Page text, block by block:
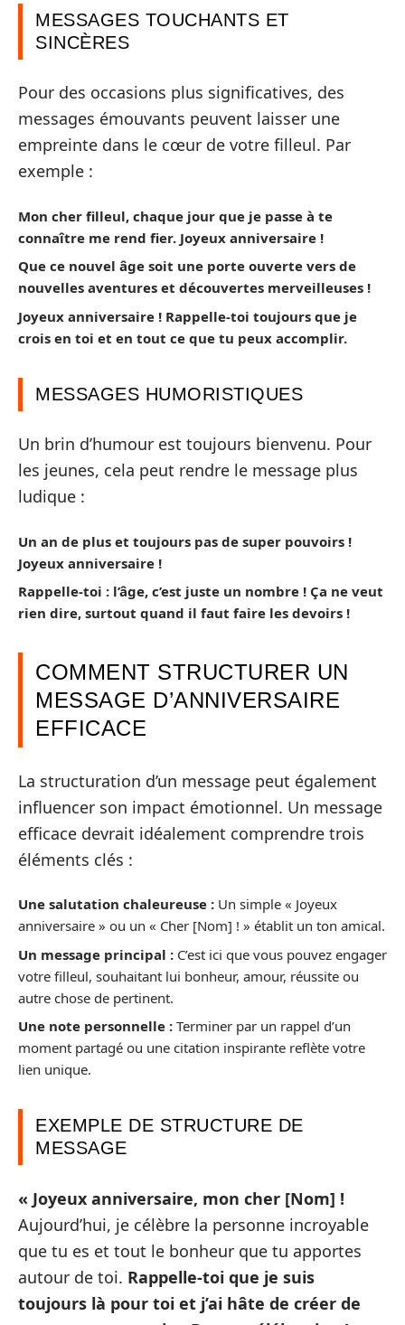
MESSAGES TOUCHANTS ET
SINCÈRES
Pour des occasions plus significatives, des
messages émouvants peuvent laisser une
empreinte dans le cœur de votre filleul. Par
exemple :
Mon cher filleul, chaque jour que je passe à te
connaître me rend fier. Joyeux anniversaire !
Que ce nouvel âge soit une porte ouverte vers de
nouvelles aventures et découvertes merveilleuses !
Joyeux anniversaire ! Rappelle-toi toujours que je
crois en toi et en tout ce que tu peux accomplir.
MESSAGES HUMORISTIQUES
Un brin d’humour est toujours bienvenu. Pour
les jeunes, cela peut rendre le message plus
ludique :
Un an de plus et toujours pas de super pouvoirs !
Joyeux anniversaire !
Rappelle-toi : l’âge, c’est juste un nombre ! Ça ne veut
rien dire, surtout quand il faut faire les devoirs !
COMMENT STRUCTURER UN
MESSAGE D’ANNIVERSAIRE
EFFICACE
La structuration d’un message peut également
influencer son impact émotionnel. Un message
efficace devrait idéalement comprendre trois
éléments clés :
Une salutation chaleureuse : Un simple « Joyeux
anniversaire » ou un « Cher [Nom] ! » établit un ton amical.
Un message principal : C’est ici que vous pouvez engager
votre filleul, souhaitant lui bonheur, amour, réussite ou
autre chose de pertinent.
Une note personnelle : Terminer par un rappel d’un
moment partagé ou une citation inspirante reflète votre
lien unique.
EXEMPLE DE STRUCTURE DE
MESSAGE
« Joyeux anniversaire, mon cher [Nom] !
Aujourd’hui, je célèbre la personne incroyable
que tu es et tout le bonheur que tu apportes
autour de toi. Rappelle-toi que je suis
toujours là pour toi et j’ai hâte de créer de